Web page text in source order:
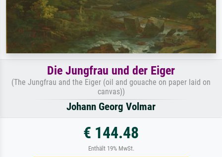
Die Jungfrau und der Eiger
(The Jungfrau and the Eiger (oil and gouache on paper laid on
canvas))
Johann Georg Volmar
€ 144.48
Enthält 19% MwSt.